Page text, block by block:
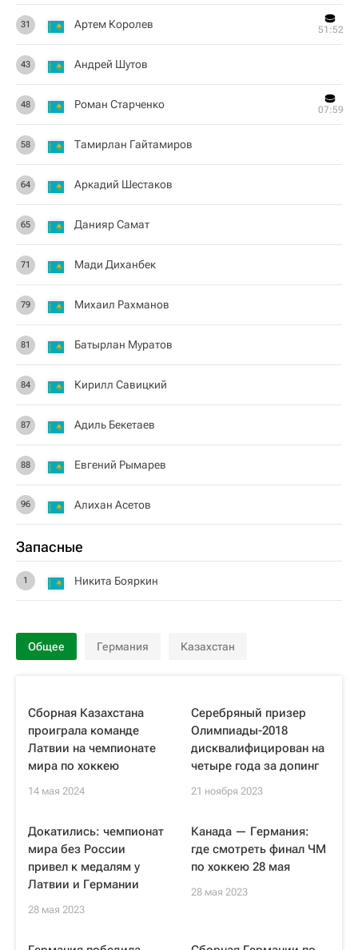
31 Артем Королев 51:52
43 Андрей Шутов
48 Роман Старченко 07:59
58 Тамирлан Гайтамиров
64 Аркадий Шестаков
65 Данияр Самат
71 Мади Диханбек
79 Михаил Рахманов
81 Батырлан Муратов
84 Кирилл Савицкий
87 Адиль Бекетаев
88 Евгений Рымарев
96 Алихан Асетов
Запасные
1 Никита Бояркин
Общее Германия Казахстан
Сборная Казахстана
проиграла команде
Латвии на чемпионате
мира по хоккею
14 мая 2024
Серебряный призер
Олимпиады-2018
дисквалифицирован на
четыре года за допинг
21 ноября 2023
Докатились: чемпионат
мира без России
привел к медалям у
Латвии и Германии
28 мая 2023
Канада — Германия:
где смотреть финал ЧМ
по хоккею 28 мая
28 мая 2023